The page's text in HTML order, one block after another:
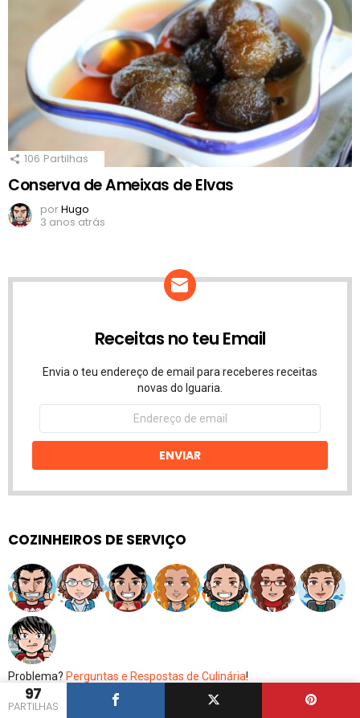
97
PARTILHAS
106 Partilhas
Conserva de Ameixas de Elvas
porHugo
3 anos atrás
Receitas no teu Email
Envia o teu endereço de email para receberes receitas
novas do Iguaria.
Endereço
email
ENVIAR
COZINHEIROS DE SERVIÇO
Problema? Perguntas e Respostas de Culinária!